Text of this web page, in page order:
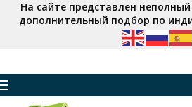
На сайте представлен
дополнительный подбор по